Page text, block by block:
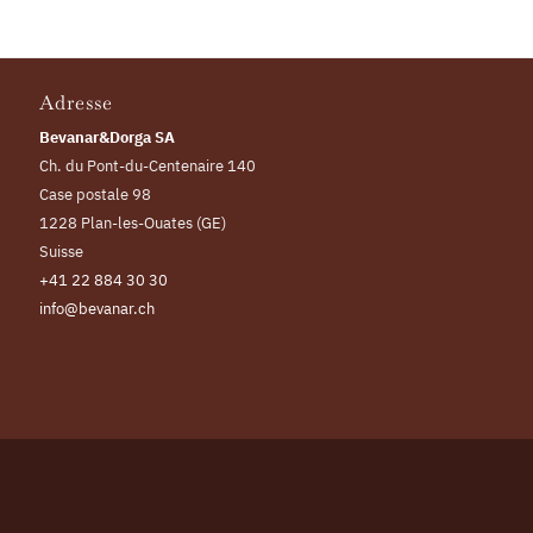
Adresse
Bevanar&Dorga SA
Ch. du Pont-du-Centenaire 140
Case postale 98
1228 Plan-les-Ouates (GE)
Suisse
+41 22 884 30 30
info@bevanar.ch